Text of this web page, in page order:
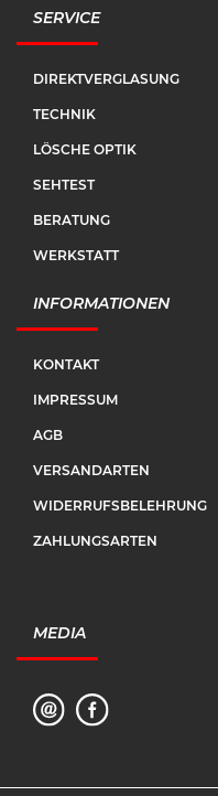
SERVICE
DIREKTVERGLASUNG
TECHNIK
LÖSCHE OPTIK
SEHTEST
BERATUNG
WERKSTATT
INFORMATIONEN
KONTAKT
IMPRESSUM
AGB
VERSANDARTEN
WIDERRUFSBELEHRUNG
ZAHLUNGSARTEN
MEDIA